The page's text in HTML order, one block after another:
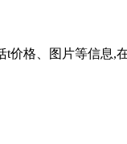
格、图片等信息,